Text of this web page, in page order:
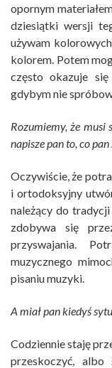
opornym
dziesiątki wersji
używam
kolorem. Potem
często okazuje
gdybym nie
Rozumiemy, że musi
napisze pan to, co
Oczywiście, że
i ortodoksyjny
należący do
zdobywa się
przyswajania.
muzycznego
pisaniu muzyki.
A miał pan kiedyś
Codziennie staję
przeskoczyć, albo